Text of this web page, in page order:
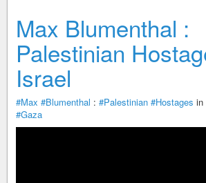
Max Blumenthal :
Palestinian
Israel
#Max #Blumenthal : #Palestinian #Hostages in
#Gaza